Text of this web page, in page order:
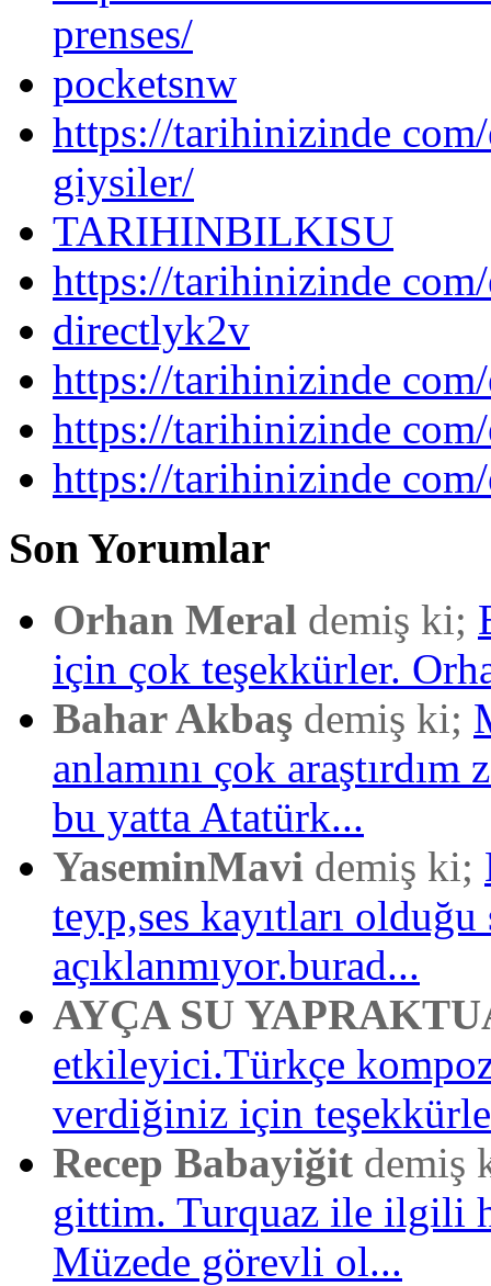
prenses/
pocketsnw
https://tarihinizinde
giysiler/
TARIHINBILKISU
https://tarihinizinde
directlyk2v
https://tarihinizinde
https://tarihinizinde
https://tarihinizinde
Son Yorumlar
Orhan Meral demiş ki;
için çok teşekkürler.
Bahar Akbaş demiş ki;
anlamını çok araştırdım
bu yatta Atatürk...
YaseminMavi demiş ki;
teyp,ses kayıtları
açıklanmıyor.burad...
AYÇA SU
etkileyici.Türkçe
verdiğiniz için
Recep Babayiğit demiş
gittim. Turquaz ile ilgili
Müzede görevli ol...